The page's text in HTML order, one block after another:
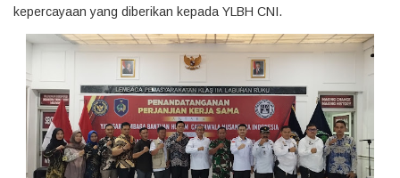
kepercayaan yang diberikan kepada YLBH CNI.